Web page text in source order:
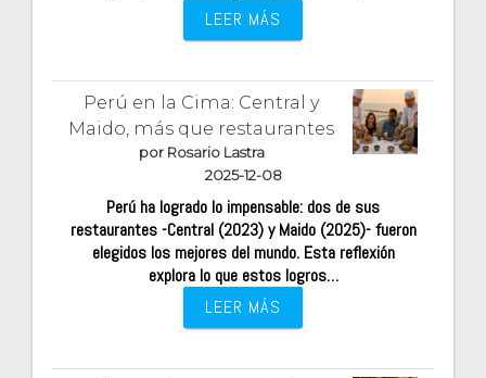
LEER MÁS
Perú en la Cima: Central y
Maido, más que restaurantes
por Rosario Lastra
2025-12-08
Perú ha logrado lo impensable: dos de sus
restaurantes -Central (2023) y Maido (2025)- fueron
elegidos los mejores del mundo. Esta reflexión
explora lo que estos logros…
LEER MÁS